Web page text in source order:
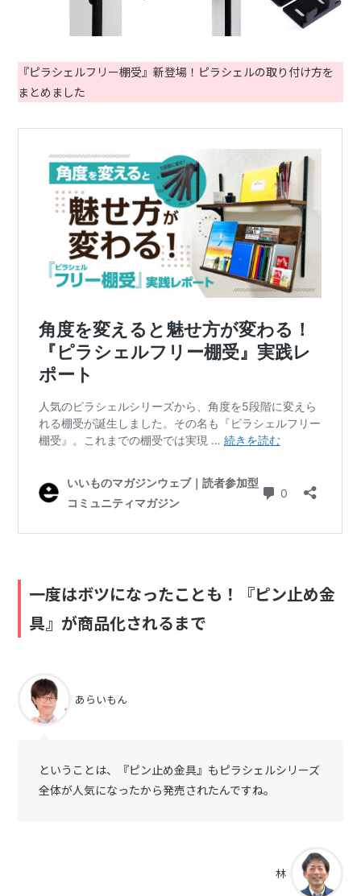
『ピラシェルフリー棚受』新登場！ピラシェルの取り付け方を
まとめました
一度はボツになったことも！『ピン止め金
具』が商品化されるまで
あらいもん
ということは、『ピン止め金具』もピラシェルシリーズ
全体が人気になったから発売されたんですね。
林